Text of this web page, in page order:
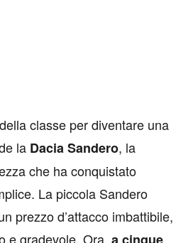
classe per diventare una
la Dacia Sandero, la
che ha conquistato
La piccola Sandero
prezzo d’attacco imbattibile,
e gradevole. Ora,